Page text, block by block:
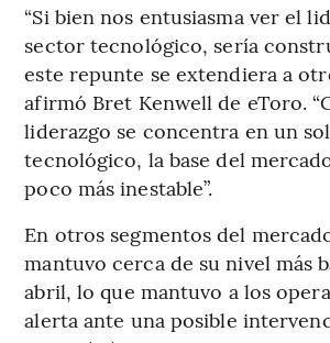
“Si bien nos entusiasma ver el
sector tecnológico, sería
este repunte se extendiera a
afirmó Bret Kenwell de eToro.
liderazgo se concentra en un
tecnológico, la base del
poco más inestable”.
En otros segmentos del
mantuvo cerca de su nivel más
abril, lo que mantuvo a los
alerta ante una posible